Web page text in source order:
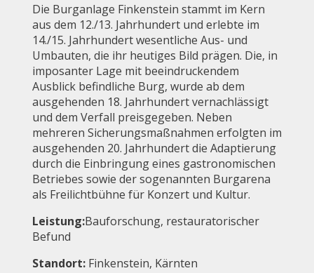
Die Burganlage Finkenstein stammt im Kern
aus dem 12./13. Jahrhundert und erlebte im
14./15. Jahrhundert wesentliche Aus- und
Umbauten, die ihr heutiges Bild prägen. Die, in
imposanter Lage mit beeindruckendem
Ausblick befindliche Burg, wurde ab dem
ausgehenden 18. Jahrhundert vernachlässigt
und dem Verfall preisgegeben. Neben
mehreren Sicherungsmaßnahmen erfolgten im
ausgehenden 20. Jahrhundert die Adaptierung
durch die Einbringung eines gastronomischen
Betriebes sowie der sogenannten Burgarena
als Freilichtbühne für Konzert und Kultur.
Leistung:Bauforschung, restauratorischer
Befund
Standort: Finkenstein, Kärnten